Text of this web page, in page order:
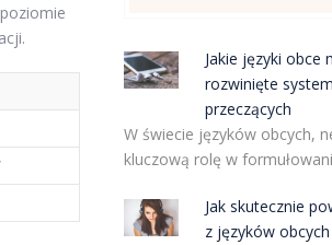
Jakie języki obce
rozwinięte
przeczących
W świecie języków obcych,
kluczową rolę w
Jak skutecznie
z języków obcych